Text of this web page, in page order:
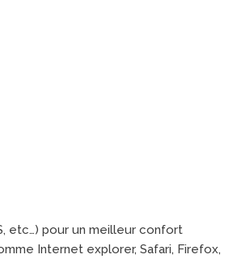
etc…) pour un meilleur confort
Internet explorer, Safari, Firefox,